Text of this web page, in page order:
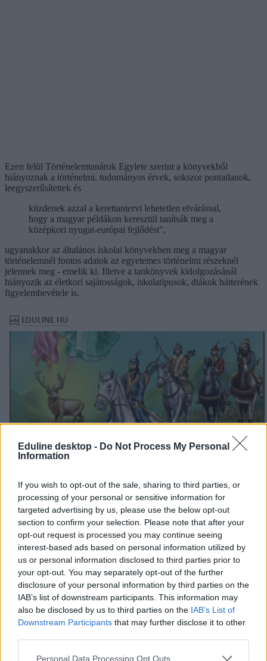
Eduline desktop - Do Not Process My Personal
Information
If you wish to opt-out of the sale, sharing to third parties, or
processing of your personal or sensitive information for
targeted advertising by us, please use the below opt-out
section to confirm your selection. Please note that after your
opt-out request is processed you may continue seeing
interest-based ads based on personal information utilized by
us or personal information disclosed to third parties prior to
your opt-out. You may separately opt-out of the further
disclosure of your personal information by third parties on the
IAB’s list of downstream participants. This information may
also be disclosed by us to third parties on the IAB’s List of
Downstream Participants that may further disclose it to other
Personal Data Processing Opt Outs
Ezen felül Történelemtanárok Egylete szerint a könyvekből
hiányoznak a történelmi, tudományos érvek, sokszor pontatlanok,
leegyszerűsítettek és
küzdenek azzal a kerettantervi lehetetlen elvárással,
hogy a magyar példákon keresztül tanítsák meg a
középkori nyugat-európai fejlődést",
ugyanakkor az általános iskolai könyvekben meg a magyar
történelemnél fontos adatok az egyetemes történelmi részeknél
jelennek meg - emelik ki. Illetve a tankönyvek kidolgozásánál
hiányozik az életkori sajátosságok, iskolatípusok, diákok hátterének
figyelembevétele is.
Tetszett a cikk? Kövess minket a Facebookon is, és nem fogsz
lemaradni a fontos hírekről!